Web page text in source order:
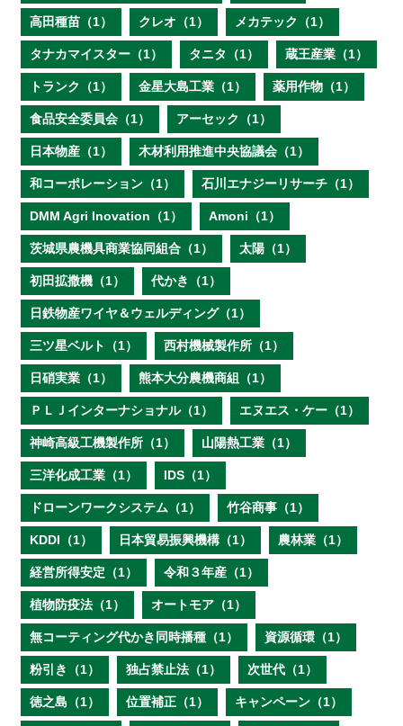
高田種苗（1） クレオ（1） メカテック（1）
タナカマイスター（1） タニタ（1） 蔵王産業（1）
トランク（1） 金星大島工業（1） 薬用作物（1）
食品安全委員会（1） アーセック（1）
日本物産（1） 木材利用推進中央協議会（1）
和コーポレーション（1） 石川エナジーリサーチ（1）
DMM Agri Inovation（1） Amoni（1）
茨城県農機具商業協同組合（1） 太陽（1）
初田拡撒機（1） 代かき（1）
日鉄物産ワイヤ＆ウェルディング（1）
三ツ星ベルト（1） 西村機械製作所（1）
日硝実業（1） 熊本大分農機商組（1）
ＰＬＪインターナショナル（1） エヌエス・ケー（1）
神崎高級工機製作所（1） 山陽熱工業（1）
三洋化成工業（1） IDS（1）
ドローンワークシステム（1） 竹谷商事（1）
KDDI（1） 日本貿易振興機構（1） 農林業（1）
経営所得安定（1） 令和３年産（1）
植物防疫法（1） オートモア（1）
無コーティング代かき同時播種（1） 資源循環（1）
粉引き（1） 独占禁止法（1） 次世代（1）
徳之島（1） 位置補正（1） キャンペーン（1）